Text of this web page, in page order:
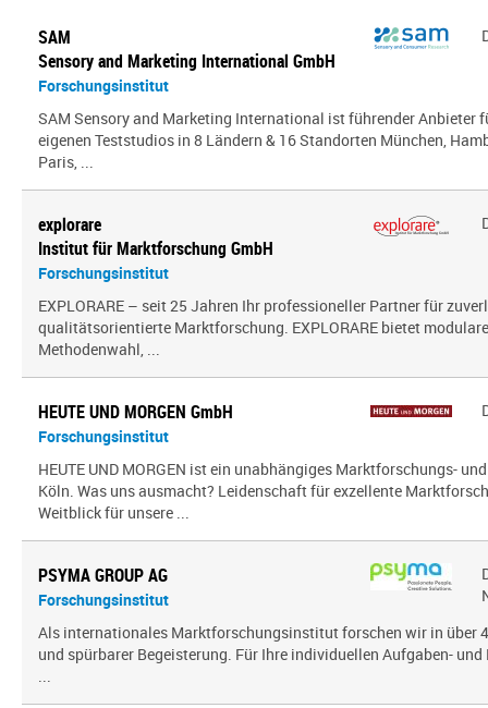
SAM
Sensory and Marketing International GmbH
Forschungsinstitut
SAM Sensory and Marketing International ist führender Anbieter
eigenen Teststudios in 8 Ländern & 16 Standorten München,
Paris, ...
explorare
Institut für Marktforschung GmbH
Forschungsinstitut
EXPLORARE – seit 25 Jahren Ihr professioneller Partner für
qualitätsorientierte Marktforschung. EXPLORARE bietet
Methodenwahl, ...
HEUTE UND MORGEN GmbH
Forschungsinstitut
HEUTE UND MORGEN ist ein unabhängiges Marktforschungs-
Köln. Was uns ausmacht? Leidenschaft für exzellente
Weitblick für unsere ...
PSYMA GROUP AG
Forschungsinstitut
Als internationales Marktforschungsinstitut forschen wir in über
und spürbarer Begeisterung. Für Ihre individuellen Aufgaben-
...